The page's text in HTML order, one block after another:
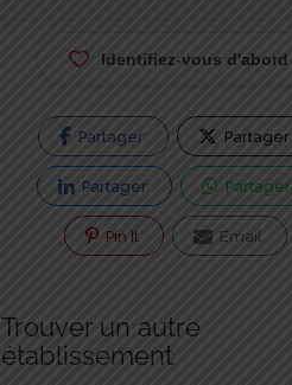
Identifiez-vous d'abord
Partager Partager
Partager Partager
Pin It Email
Trouver un autre
établissement